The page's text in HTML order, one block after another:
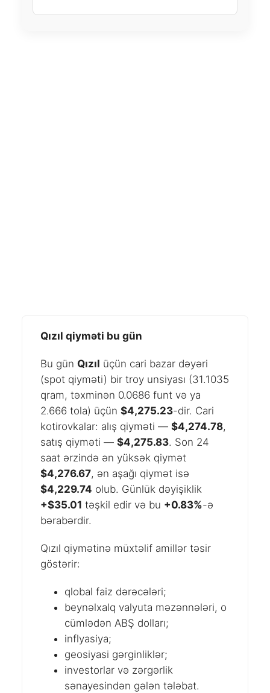
Qızıl qiyməti bu gün
Bu gün Qızıl üçün cari bazar dəyəri
(spot qiyməti) bir troy unsiyası (31.1035
qram, təxminən 0.0686 funt və ya
2.666 tola) üçün $4,275.23-dir. Cari
kotirovkalar: alış qiyməti — $4,274.78,
satış qiyməti — $4,275.83. Son 24
saat ərzində ən yüksək qiymət
$4,276.67, ən aşağı qiymət isə
$4,229.74 olub. Günlük dəyişiklik
+$35.01 təşkil edir və bu +0.83%-ə
bərabərdir.
Qızıl qiymətinə müxtəlif amillər təsir
göstərir:
qlobal faiz dərəcələri;
beynəlxalq valyuta məzənnələri, o
cümlədən ABŞ dolları;
inflyasiya;
geosiyasi gərginliklər;
investorlar və zərgərlik
sənayesindən gələn tələbat.